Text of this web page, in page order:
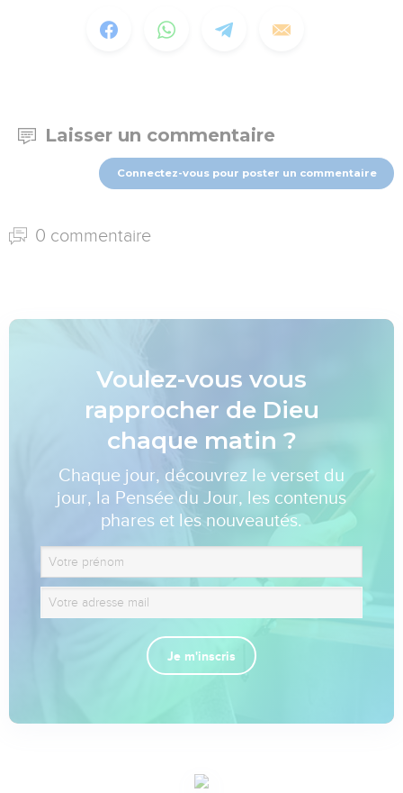
Laisser un commentaire
Connectez-vous pour poster un commentaire
0 commentaire
Voulez-vous vous
rapprocher de Dieu
chaque matin ?
Chaque jour, découvrez le verset du
jour, la Pensée du Jour, les contenus
phares et les nouveautés.
Je m'inscris